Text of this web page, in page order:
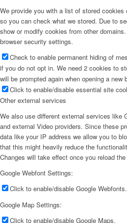
We provide you with a list of stored cookies
so you can check what we stored. Due to
show or modify cookies from other
browser security settings.
Check to enable permanent hiding of
if you do not opt in. We need 2 cookies to
will be prompted again when opening a new
Click to enable/disable essential site
Other external services
We also use different external services like
and external Video providers. Since these
data like your IP address we allow you to
that this might heavily reduce the
Changes will take effect once you reload the
Google Webfont Settings:
Click to enable/disable Google Webfonts.
Google Map Settings:
Click to enable/disable Google Maps.